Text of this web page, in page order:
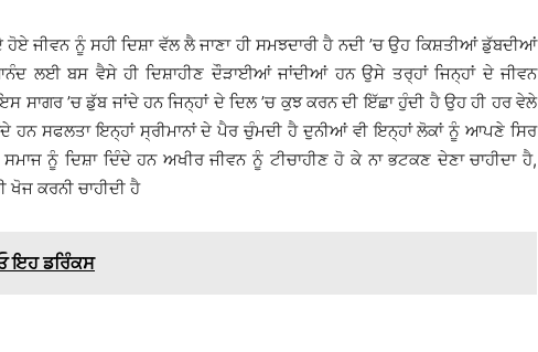
ਜੀਵਨ ਨੂੰ ਸਹੀ ਦਿਸ਼ਾ ਵੱਲ ਲੈ ਜਾਣਾ ਹੀ ਸਮਝਦਾਰੀ ਹੈ ਨਦੀ ’ਚ ਉਹ ਕਿਸ਼ਤੀਆਂ ਡੁੱਬਦੀਆਂ
ਲਈ ਬਸ ਵੈਸੇ ਹੀ ਦਿਸ਼ਾਹੀਣ ਦੌੜਾਈਆਂ ਜਾਂਦੀਆਂ ਹਨ ਉਸੇ ਤਰ੍ਹਾਂ ਜਿਨ੍ਹਾਂ ਦੇ ਜੀਵਨ
ਸਾਗਰ ’ਚ ਡੁੱਬ ਜਾਂਦੇ ਹਨ ਜਿਨ੍ਹਾਂ ਦੇ ਦਿਲ ’ਚ ਕੁਝ ਕਰਨ ਦੀ ਇੱਛਾ ਹੁੰਦੀ ਹੈ ਉਹ ਹੀ ਹਰ ਵੇਲੇ
ਸਫਲਤਾ ਇਨ੍ਹਾਂ ਸ੍ਰੀਮਾਨਾਂ ਦੇ ਪੈਰ ਚੁੰਮਦੀ ਹੈ ਦੁਨੀਆਂ ਵੀ ਇਨ੍ਹਾਂ ਲੋਕਾਂ ਨੂੰ ਆਪਣੇ ਸਿਰ
ਨੂੰ ਦਿਸ਼ਾ ਦਿੰਦੇ ਹਨ ਅਖੀਰ ਜੀਵਨ ਨੂੰ ਟੀਚਾਹੀਣ ਹੋ ਕੇ ਨਾ ਭਟਕਣ ਦੇਣਾ ਚਾਹੀਦਾ ਹੈ,
ਕਰਨੀ ਚਾਹੀਦੀ ਹੈ
ਇਹ ਡਰਿੰਕਸ